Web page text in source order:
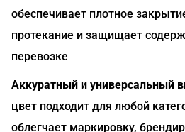
обеспечивает плотное
протекание и защищает
перевозке
Аккуратный и универсальный
цвет подходит для любой
облегчает маркировку,